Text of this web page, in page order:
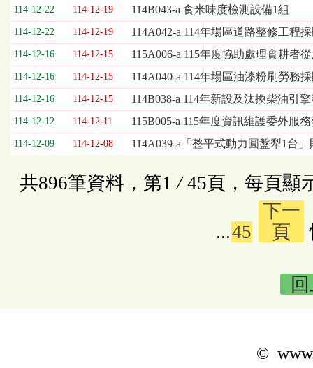
告
事
項
114-12-22 114-12-19 114B043-a 食米味度檢測設備1組
114-12-22 114-12-19 114A042-a 114年場區道路整修工程
114-12-16 114-12-15 115A006-a 115年度協助處理實耕者
114-12-16 114-12-15 114A040-a 114年場區油漆粉刷勞務
114-12-16 114-12-15 114B038-a 114年新設及汰換柴油引
114-12-12 114-12-11 115B005-a 115年度資訊維護委外服
114-12-09 114-12-08 114A039-a「整平式動力圓盤犁1台
共896筆資料，第1 /45頁，每頁顯
...45
下一
頁
©